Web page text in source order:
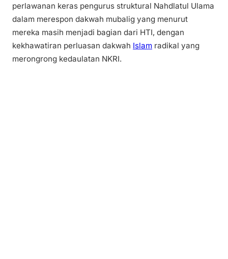
perlawanan keras pengurus struktural Nahdlatul Ulama
dalam merespon dakwah mubalig yang menurut
mereka masih menjadi bagian dari HTI, dengan
kekhawatiran perluasan dakwah Islam radikal yang
merongrong kedaulatan NKRI.